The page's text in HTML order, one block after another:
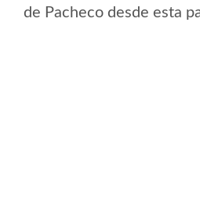
de Pacheco desde esta